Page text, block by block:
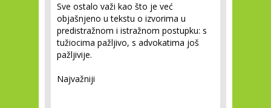
Sve ostalo važi kao što je već
objašnjeno u tekstu o izvorima u
predistražnom i istražnom postupku: s
tužiocima pažljivo, s advokatima još
pažljivije.
Najvažniji